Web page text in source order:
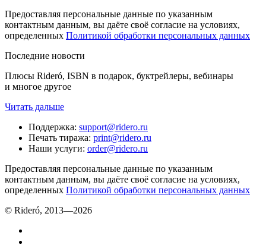
Предоставляя персональные данные по указанным
контактным данным, вы даёте своё согласие на условиях,
определенных Политикой обработки персональных данных
Последние новости
Плюсы Rideró, ISBN в подарок, буктрейлеры, вебинары
и многое другое
Читать дальше
Поддержка: support@ridero.ru
Печать тиража: print@ridero.ru
Наши услуги: order@ridero.ru
Предоставляя персональные данные по указанным
контактным данным, вы даёте своё согласие на условиях,
определенных Политикой обработки персональных данных
© Rideró, 2013—2026